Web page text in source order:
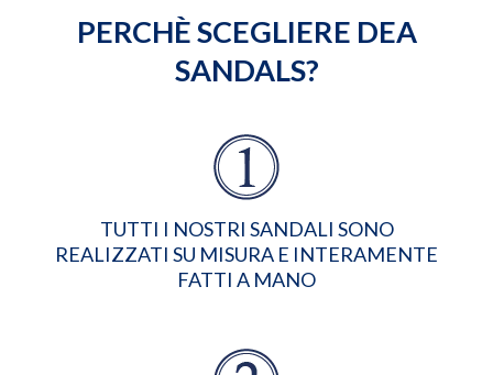
PERCHÈ SCEGLIERE DEA
SANDALS?
TUTTI I NOSTRI SANDALI SONO
REALIZZATI SU MISURA E INTERAMENTE
FATTI A MANO